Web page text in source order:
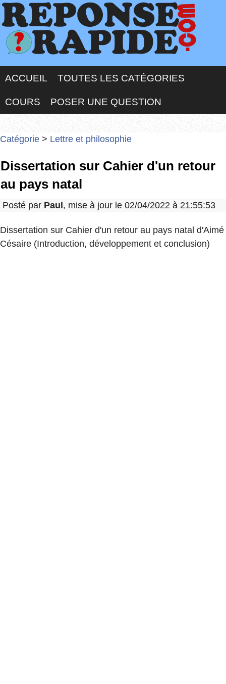
ACCUEIL TOUTES LES CATÉGORIES
COURS POSER UNE QUESTION
Catégorie > Lettre et philosophie
Dissertation sur Cahier d'un retour
au pays natal
Posté par Paul , mise à jour le 02/04/2022 à 21:55:53
Dissertation sur Cahier d'un retour au pays natal d'Aimé
Césaire (Introduction, développement et conclusion)